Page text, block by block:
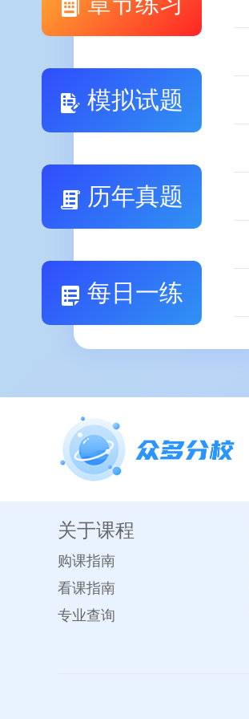
模拟试题
历年真题
每日一练
关于课程
购课指南
看课指南
专业查询